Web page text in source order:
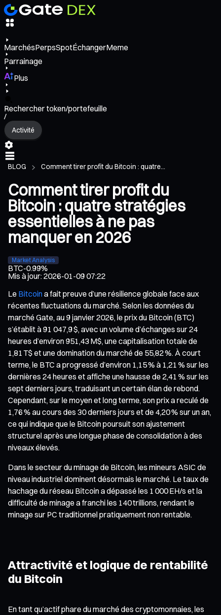
MarchésPerpsSpotÉchangerMeme
Parrainage
Plus
Rechercher token/portefeuille
/
Activité
BLOG Comment tirer profit du Bitcoin : quatre...
Comment tirer profit du
Bitcoin : quatre stratégies
essentielles à ne pas
manquer en 2026
Market Analysis
BTC-0.99%
Mis à jour:2026-01-09 07:22
Le Bitcoina fait preuve d’une résilience globale face aux
récentes fluctuations du marché. Selon les données du
marché Gate, au 9 janvier 2026, le prix du Bitcoin (BTC)
s’établit à 91 047,9 $, avec un volume d’échanges sur 24
heures d’environ 951,43 M$, une capitalisation totale de
1,81 T$ et une domination du marché de 55,82 %. À court
terme, le BTC a progressé d’environ 1,15 % à 1,21 % sur les
dernières 24 heures et affiche une hausse de 2,41 % sur les
sept derniers jours, traduisant un certain élan de rebond.
Cependant, sur le moyen et long terme, son prix a reculé de
1,76 % au cours des 30 derniers jours et de 4,20 % sur un an,
ce qui indique que le Bitcoin poursuit son ajustement
structurel après une longue phase de consolidation à des
niveaux élevés.
Dans le secteur du minage de Bitcoin, les mineurs ASIC de
niveau industriel dominent désormais le marché. Le taux de
hachage du réseau Bitcoin a dépassé les 1 000 EH/s et la
difficulté de minage a franchi les 140 trillions, rendant le
minage sur PC traditionnel pratiquement non rentable.
Attractivité et logique de rentabilité
du Bitcoin
En tant qu’actif phare du marché des cryptomonnaies, les